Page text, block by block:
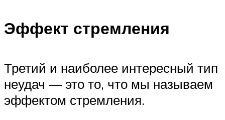
Эффект стремления
Третий и наиболее интересный тип
неудач — это то, что мы называем
эффектом стремления.